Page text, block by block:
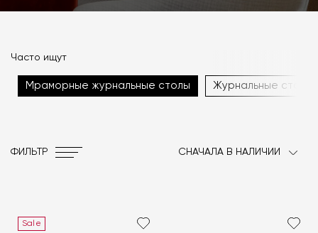
Часто ищут
Журнальные
Мраморные журнальные столы
ФИЛЬТР СНАЧАЛА В НАЛИЧИИ
Sale